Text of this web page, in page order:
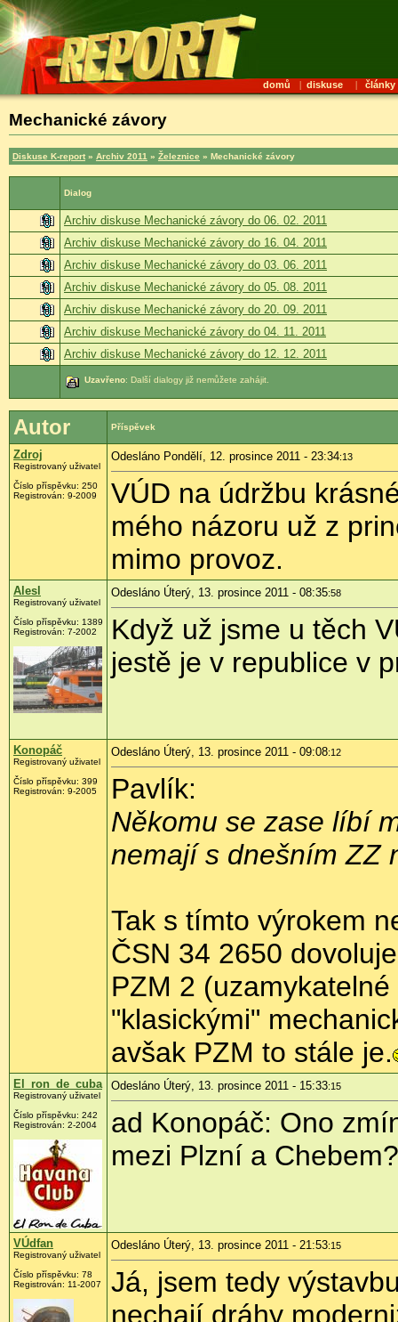
domů | diskuse | články
Mechanické závory
Diskuse K-report » Archiv 2011 » Železnice » Mechanické závory
Dialog
Archiv diskuse Mechanické závory do 06. 02. 2011
Archiv diskuse Mechanické závory do 16. 04. 2011
Archiv diskuse Mechanické závory do 03. 06. 2011
Archiv diskuse Mechanické závory do 05. 08. 2011
Archiv diskuse Mechanické závory do 20. 09. 2011
Archiv diskuse Mechanické závory do 04. 11. 2011
Archiv diskuse Mechanické závory do 12. 12. 2011
Uzavřeno: Další dialogy již nemůžete zahájit.
Autor Příspěvek
Zdroj
Registrovaný uživatel
Číslo příspěvku: 250
Registrován: 9-2009
Odesláno Pondělí, 12. prosince 2011 - 23:34:13
VÚD na údržbu
mého názoru už z
mimo provoz.
Alesl
Registrovaný uživatel
Číslo příspěvku: 1389
Registrován: 7-2002
Odesláno Úterý, 13. prosince 2011 - 08:35:58
Když už jsme u těch
jestě je v republice v
Konopáč
Registrovaný uživatel
Číslo příspěvku: 399
Registrován: 9-2005
Odesláno Úterý, 13. prosince 2011 - 09:08:12
Pavlík:
Někomu se zase líbí
nemají s dnešním ZZ
Tak s tímto výrokem
ČSN 34 2650
PZM 2
"klasickými"
avšak PZM to stále je.
El_ron_de_cuba
Registrovaný uživatel
Číslo příspěvku: 242
Registrován: 2-2004
Odesláno Úterý, 13. prosince 2011 - 15:33:15
ad Konopáč: Ono
mezi Plzní a Chebem?
VÚdfan
Registrovaný uživatel
Číslo příspěvku: 78
Registrován: 11-2007
Odesláno Úterý, 13. prosince 2011 - 21:53:15
Já, jsem tedy
nechají dráhy